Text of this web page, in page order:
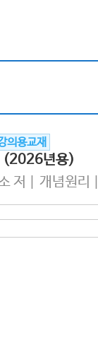
의용교재
(2026년용)
소 저 | 개념원